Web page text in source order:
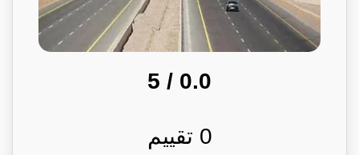
0.0
/ 5
0 تقييم